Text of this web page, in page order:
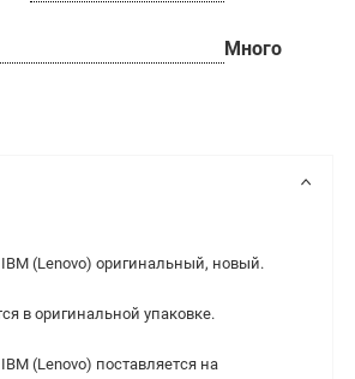
Много
(Lenovo) оригинальный, новый.
в оригинальной упаковке.
(Lenovo) поставляется на